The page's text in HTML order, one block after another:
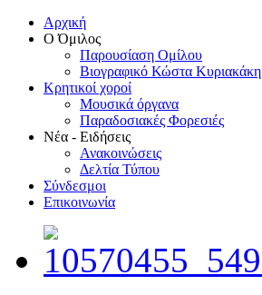
Αρχική
Ο Όμιλος
Παρουσίαση Ομίλου
Βιογραφικό Κώστα Κυριακάκη
Κρητικοί χοροί
Μουσικά όργανα
Παραδοσιακές Φορεσιές
Νέα - Ειδήσεις
Ανακοινώσεις
Δελτία Τύπου
Σύνδεσμοι
Επικοινωνία